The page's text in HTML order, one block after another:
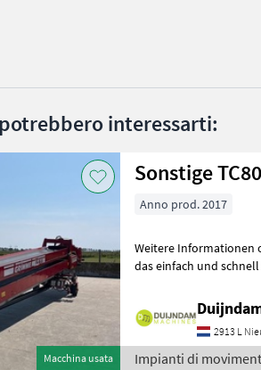
interessarti:
Macchina usata
Sonstige
Anno prod. 2017
Weitere Informationen
das einfach und schnell
2913 L
Impianti di